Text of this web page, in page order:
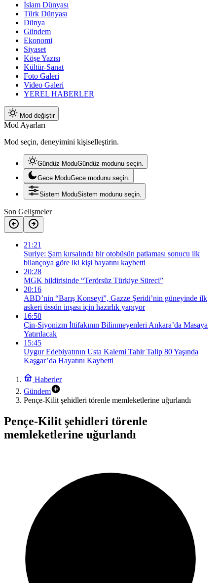
İslam Dünyası
Türk Dünyası
Dünya
Gündem
Ekonomi
Siyaset
Köşe Yazısı
Kültür-Sanat
Foto Galeri
Video Galeri
YEREL HABERLER
Mod değiştir
Mod Ayarları
Mod seçin, deneyimini kişiselleştirin.
Gündüz ModuGündüz modunu seçin.
Gece ModuGece modunu seçin.
Sistem ModuSistem modunu seçin.
Son Gelişmeler
21:21
Suriye: Şam kırsalında bir otobüsün patlaması sonucu ilk
bilançoya göre iki kişi hayatını kaybetti
20:28
MGK bildirisinde “Terörsüz Türkiye Süreci”
20:16
ABD’nin “Barış Konseyi”, Gazze Şeridi’nin güneyinde ilk
askeri üssün inşası için hazırlık yapıyor
16:58
Çin-Siyonizm İttifakının Bilinmeyenleri Ankara’da Masaya
Yatırılacak
15:45
Uygur Edebiyatının Usta Kalemi Tahir Talip 80 Yaşında
Kaşgar’da Hayatını Kaybetti
Haberler
Gündem
Pençe-Kilit şehidleri törenle memleketlerine uğurlandı
Pençe-Kilit şehidleri törenle
memleketlerine uğurlandı